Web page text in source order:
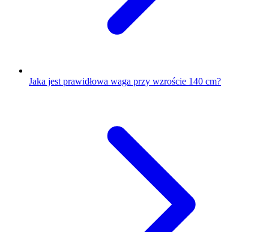
Jaka jest prawidłowa waga przy wzroście 140 cm?